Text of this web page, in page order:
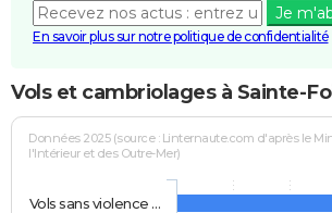
Je
En savoir plus sur notre politique de confidentialité
Vols et cambriolages à Sainte-
Données 2025 (source : Linternaute.com d'après le
l'Intérieur et des Outre-Mer)
Vols sans violence …